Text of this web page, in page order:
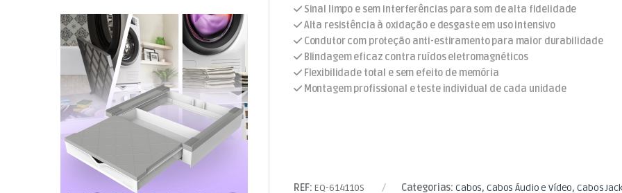
Sinal limpo e sem interferências para som de alta fidelidade
Alta resistência à oxidação e desgaste em uso intensivo
Condutor com proteção anti-estiramento para maior durabilidade
Blindagem eficaz contra ruídos eletromagnéticos
Flexibilidade total e sem efeito de memória
Montagem profissional e teste individual de cada unidade
REF: EQ-614110S Categorias: Cabos,Cabos Áudio e Vídeo,Cabos